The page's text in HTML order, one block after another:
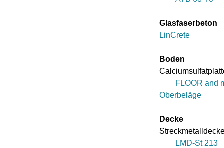
Glasfaserbeton
LinCrete
Boden
FLOOR and
Oberbeläge
Decke
LMD-St 213